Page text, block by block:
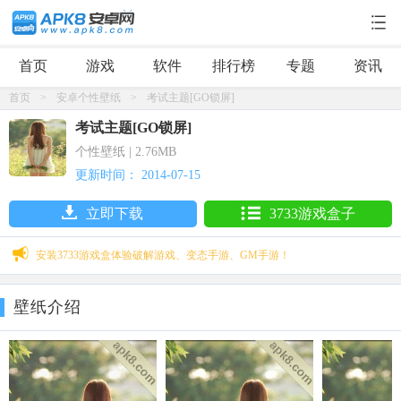
首页 游戏 软件 排行榜 专题 资讯
首页 > 安卓个性壁纸 > 考试主题[GO锁屏]
考试主题[GO锁屏]
个性壁纸 | 2.76MB
更新时间： 2014-07-15
立即下载 3733游戏盒子
安装3733游戏盒体验破解游戏、变态手游、GM手游！
壁纸介绍